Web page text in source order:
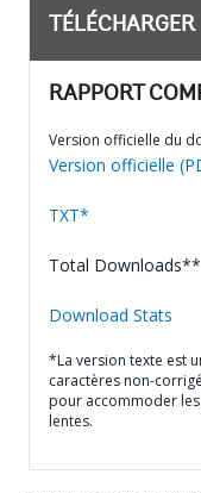
TÉLÉCHARGER
RAPPORT
Version officielle du
Version officielle
TXT*
Total
Download Stats
*La version texte est
caractères non-
pour accommoder
lentes.